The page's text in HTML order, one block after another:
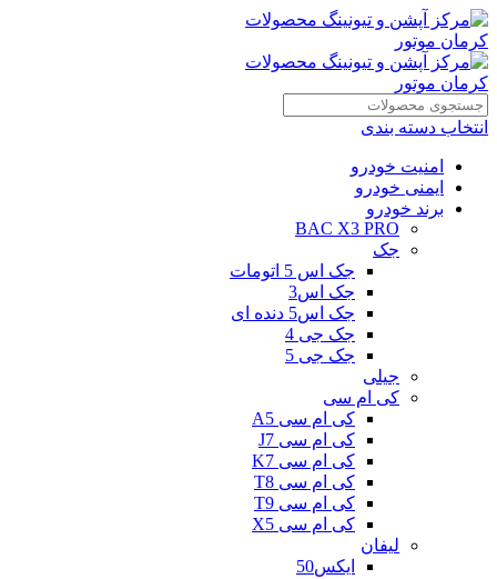
انتخاب دسته بندی
امنیت خودرو
ایمنی خودرو
برند خودرو
BAC X3 PRO
جک
جک اس 5 اتومات
جک اس3
جک اس5 دنده ای
جک جی 4
جک جی 5
جیلی
کی ام سی
کی ام سی A5
کی ام سی J7
کی ام سی K7
کی ام سی T8
کی ام سی T9
کی ام سی X5
لیفان
ایکس50